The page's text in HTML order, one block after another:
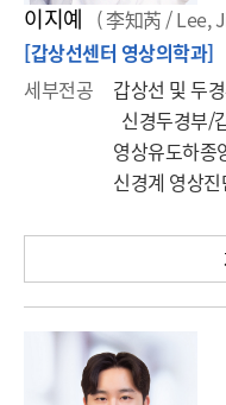
이지예 ( 李知芮 / Lee,
[갑상선센터 영상의학과]
세부전공
갑상선 및 두
신경두경부/
영상유도하
신경계 영상